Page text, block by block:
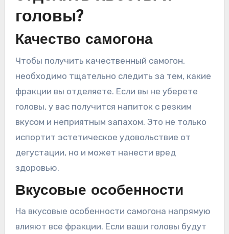
головы?
Качество самогона
Чтобы получить качественный самогон,
необходимо тщательно следить за тем, какие
фракции вы отделяете. Если вы не уберете
головы, у вас получится напиток с резким
вкусом и неприятным запахом. Это не только
испортит эстетическое удовольствие от
дегустации, но и может нанести вред
здоровью.
Вкусовые особенности
На вкусовые особенности самогона напрямую
влияют все фракции. Если ваши головы будут